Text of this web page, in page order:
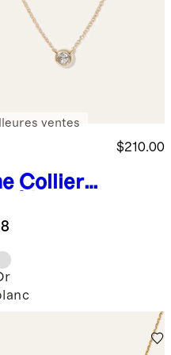
Collier
clos
$210.00
ventes